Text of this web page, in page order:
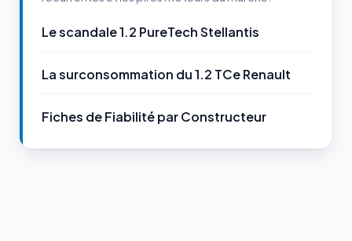
Le scandale 1.2 PureTech Stellantis
La surconsommation du 1.2 TCe Renault
Fiches de Fiabilité par Constructeur